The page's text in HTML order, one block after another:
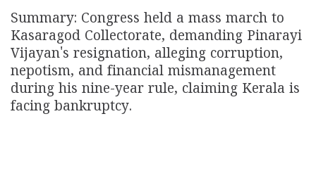
Summary: Congress held a mass march to
Kasaragod Collectorate, demanding Pinarayi
Vijayan's resignation, alleging corruption,
nepotism, and financial mismanagement
during his nine-year rule, claiming Kerala is
facing bankruptcy.